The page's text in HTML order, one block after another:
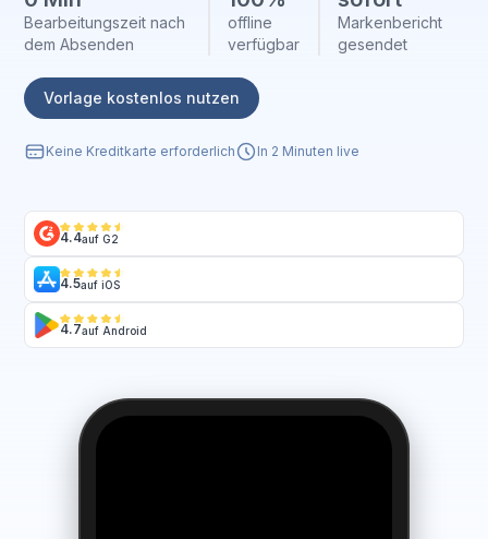
Bearbeitungszeit nach
dem Absenden
offline
verfügbar
Markenbericht
gesendet
Vorlage kostenlos nutzen
Keine Kreditkarte erforderlich In 2 Minuten live
4.4auf G2
4.5auf iOS
4.7auf Android